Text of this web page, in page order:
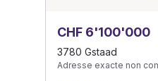
CHF 6'100'000
3780 Gstaad
Adresse exacte non